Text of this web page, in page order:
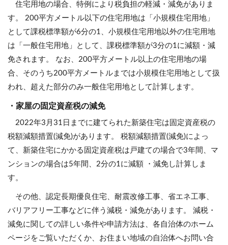
住宅用地の場合、特例により税負担の軽減・減免がありま
す。 200平方メートル以下の住宅用地は「小規模住宅用地」
として課税標準額が6分の1、小規模住宅用地以外の住宅用地
は「一般住宅用地」として、課税標準額が3分の1に減額・減
免されます。 なお、200平方メートル以上の住宅用地の場
合、そのうち200平方メートルまでは小規模住宅用地として扱
われ、超えた部分のみ一般住宅用地として計算します。
・家屋の固定資産税の減免
2022年3月31日までに建てられた新築住宅は固定資産税の
税額減額措置(減免)があります。 税額減額措置(減免)によっ
て、新築住宅にかかる固定資産税は戸建ての場合で3年間、マ
ンションの場合は5年間、2分の1に減額 ・減免し計算しま
す。
その他、認定長期優良住宅、耐震改修工事、省エネ工事、
バリアフリー工事などに伴う減税・減免があります。 減税・
減免に関しての詳しい条件や申請方法は、各自治体のホーム
ページをご覧いただくか、お住まい地域の自治体へお問い合